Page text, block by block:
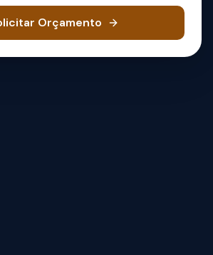
Orçamento